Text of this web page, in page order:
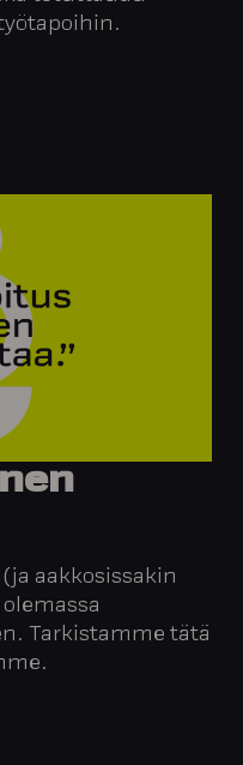
aakkosissakin
Tarkistamme tätä